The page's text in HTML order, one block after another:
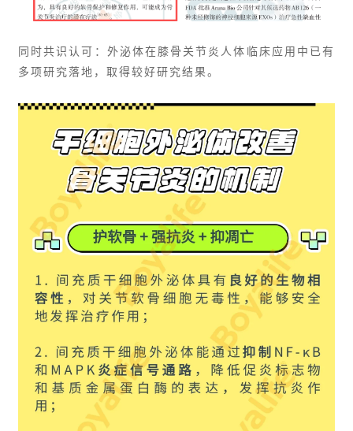
同时共识认可：外泌体在膝骨关节炎人体临床应用中已有
多项研究落地，取得较好研究结果。